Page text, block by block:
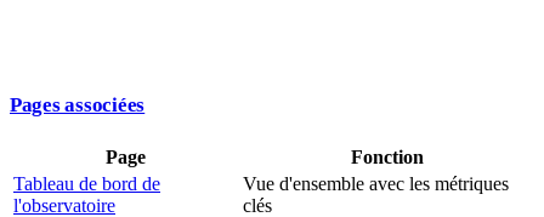
Pages associées
Page
Fonction
Tableau de bord de
l'observatoire
Vue d'ensemble avec les métriques
clés